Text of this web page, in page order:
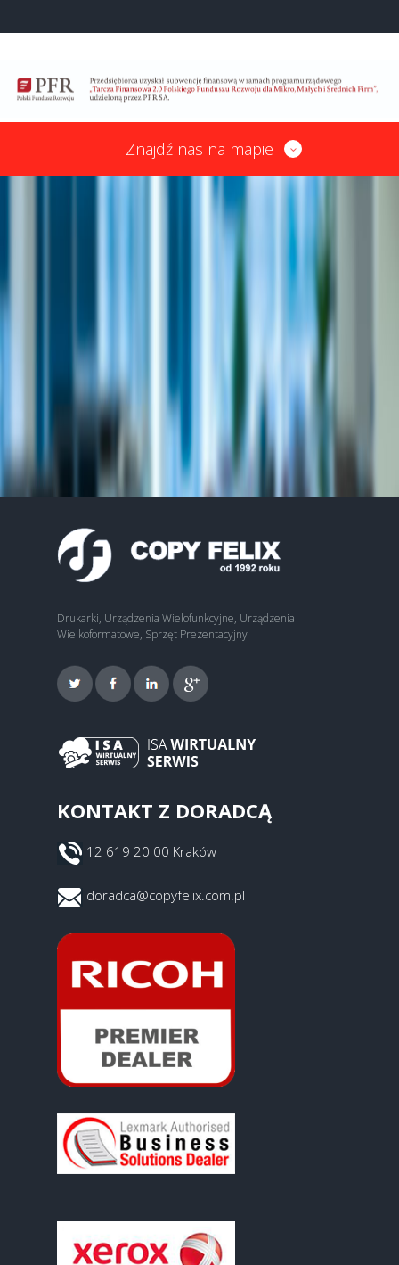
Znajdź nas na mapie
Drukarki, Urządzenia Wielofunkcyjne, Urządzenia
Wielkoformatowe, Sprzęt Prezentacyjny
KONTAKT Z DORADCĄ
12 619 20 00 Kraków
doradca@copyfelix.com.pl